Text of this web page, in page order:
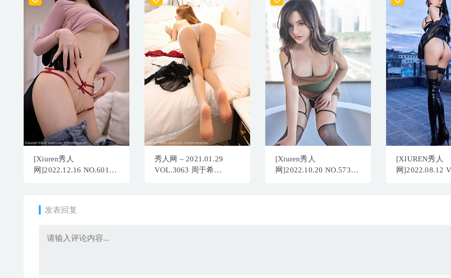
[Xiuren秀人
网]2022.12.16 NO.6011
秀人网 – 2021.01.29
VOL.3063 周于希
[Xiuren秀人
网]2022.10.20 NO.5732
[XIUREN秀人
网]2022.08.12
发表回复